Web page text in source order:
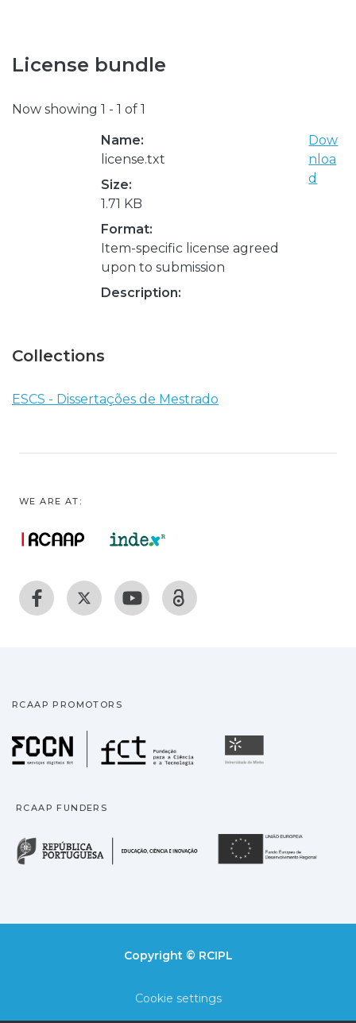
License bundle
Now showing 1 - 1 of 1
Name:
license.txt
Size:
1.71 KB
Format:
Item-specific license agreed
upon to submission
Description:
Dow
nloa
d
Collections
ESCS - Dissertações de Mestrado
WE ARE AT:
RCAAP PROMOTORS
Fundação para a
RCAAP FUNDERS
República Portuguesa
Copyright © RCIPL
Cookie settings